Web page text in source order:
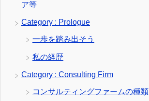
ア等
Category : Prologue
一歩を踏み出そう
私の経歴
Category : Consulting Firm
コンサルティングファームの種類